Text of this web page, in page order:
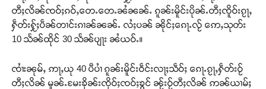
တီႈလိၼ်ၸဝ်ႈၵဝ်ႇတေႉတေႉၼႆၼၼ်ႉ ၵူၼ်းမိူင်းပိုၼ်ႉတီႈၸိူဝ်းၵႂႃႇ
ႁဵတ်းႁႂ်ႈပဵၼ်တၢင်းၵၢၼ်ၼၼ်ႉ လႆႈပၼ် ၼိုင်ႈၵေႃႉလႂ် ဢေႇသုတ်း
10 သႅၼ်ထိုင် 30 သႅၼ်ပျႃး ၼႆယဝ်ႉ။
ၸၢႆးၼုမ်ႇ ဢႃႇယု 40 ပီပၢႆ ၵူၼ်းမိူင်းဝဵင်းလႃႈသဵဝ်ႈ ၵေႃႉၵႂႃႇႁဵတ်းဝႂ်
တီႈလိၼ် မူၼ်ႉမႄးၶိုၼ်းၸိုဝ်ႈၸဝ်ႈၶွင် ၼႂ်းဝႂ်တီႈလိၼ် ဢၼ်ယၢမ်ႈ